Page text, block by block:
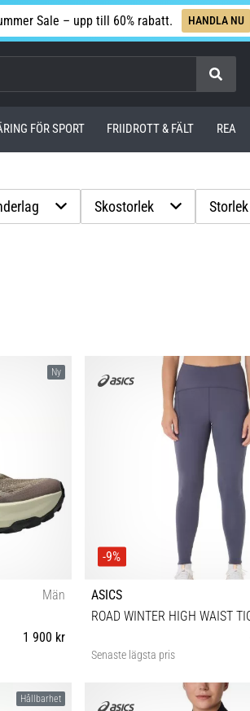
Sale – upp till 60% rabatt. HANDLA NU
FÖR SPORT FRIIDROTT & FÄLT REA
Skostorlek Storlek
Ny
Män
1 900 kr
46½ 47 48
-9%
ASICS
ROAD WINTER HIGH WAIST
Senaste lägsta pris
XS S M L
Hållbarhet